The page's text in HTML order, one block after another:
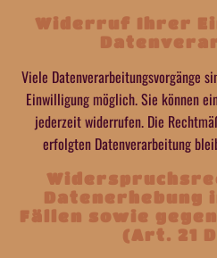
Widerruf Ihrer
Viele Datenverarbeitungsvorgänge
Einwilligung möglich. Sie können
jederzeit widerrufen. Die
erfolgten Datenverarbeitung
Datenerhebung
Fällen sowie
(Art. 21